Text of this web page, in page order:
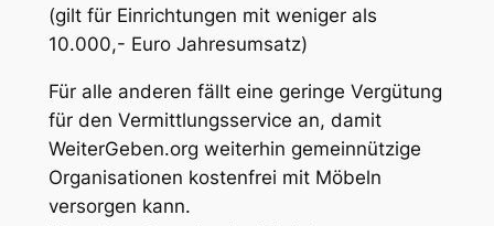
(gilt für Einrichtungen mit weniger als
10.000,- Euro Jahresumsatz)
Für alle anderen fällt eine geringe Vergütung
für den Vermittlungsservice an, damit
WeiterGeben.org weiterhin gemeinnützige
Organisationen kostenfrei mit Möbeln
versorgen kann.